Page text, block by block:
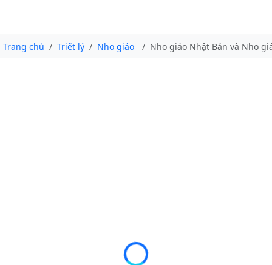
Trang chủ Triết lý Nho giáo Nho giáo Nhật Bản và Nho